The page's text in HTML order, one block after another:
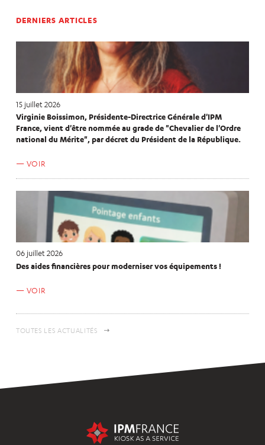
DERNIERS ARTICLES
15 juillet 2026
Virginie Boissimon, Présidente-Directrice Générale d'IPM
France, vient d'être nommée au grade de "Chevalier de l'Ordre
national du Mérite", par décret du Président de la République.
VOIR
06 juillet 2026
Des aides financières pour moderniser vos équipements !
VOIR
TOUTES LES ACTUALITÉS